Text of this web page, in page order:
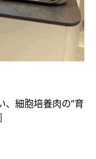
、細胞培養肉の“育